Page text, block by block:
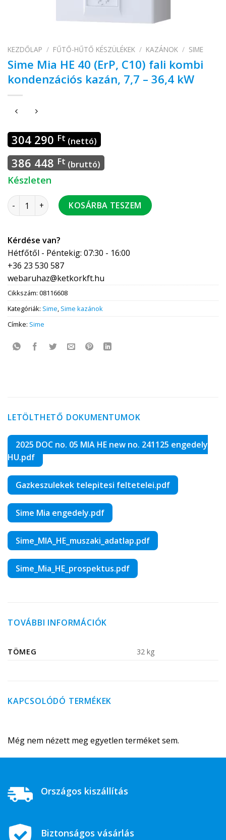
KEZDŐLAP / FŰTŐ-HŰTŐ KÉSZÜLÉKEK / KAZÁNOK / SIME
Sime Mia HE 40 (ErP, C10) fali kombi
kondenzációs kazán, 7,7 – 36,4 kW
304 290 Ft (nettó)
386 448 Ft (bruttó)
Készleten
Sime Mia HE 40 (ErP, C10) fali kombi kondenzációs kazán,
KOSÁRBA TESZEM
Kérdése van?
Hétfőtől - Péntekig: 07:30 - 16:00
+36 23 530 587
webaruhaz@ketkorkft.hu
Cikkszám: 08116608
Kategóriák: Sime, Sime kazánok
Címke: Sime
LETÖLTHETŐ DOKUMENTUMOK
2025 DOC no. 05 MIA HE new no. 241125 engedely
HU.pdf
Gazkeszulekek telepitesi feltetelei.pdf
Sime Mia engedely.pdf
Sime_MIA_HE_muszaki_adatlap.pdf
Sime_Mia_HE_prospektus.pdf
TOVÁBBI INFORMÁCIÓK
TÖMEG 32 kg
KAPCSOLÓDÓ TERMÉKEK
Még nem nézett meg egyetlen terméket sem.
Országos kiszállítás
Biztonságos vásárlás